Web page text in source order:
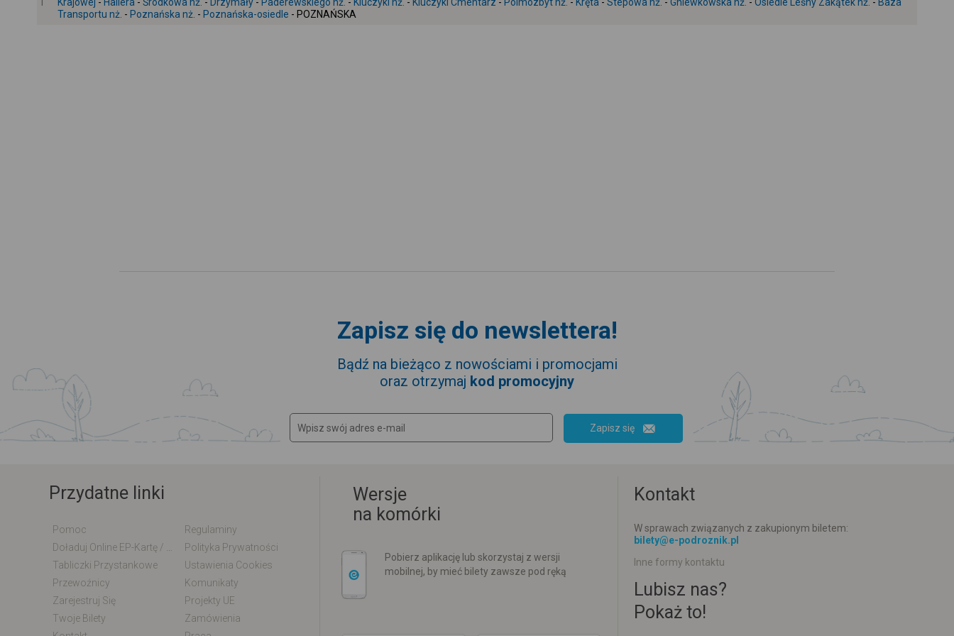
Transportu nż. - Poznańska nż. - Poznańska-osiedle - POZNAŃSKA
Zapisz się do newslettera!
Bądź na bieżąco z nowościami i promocjami
oraz otrzymaj kod promocyjny
Zapisz się
Przydatne linki
Pomoc
Regulaminy
Polityka Prywatności
Tabliczki Przystankowe
Ustawienia Cookies
Przewoźnicy
Komunikaty
Zarejestruj Się
Projekty UE
Twoje Bilety
Zamówienia
Wersje
na komórki
Pobierz aplikację lub skorzystaj z wersji
mobilnej, by mieć bilety zawsze pod ręką
Kontakt
W sprawach związanych z zakupionym biletem:
bilety@e-podroznik.pl
Inne formy kontaktu
Lubisz nas?
Pokaż to!